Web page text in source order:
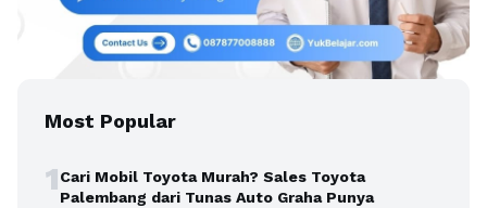
Most Popular
1Cari Mobil Toyota Murah? Sales Toyota
Palembang dari Tunas Auto Graha Punya